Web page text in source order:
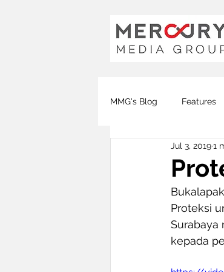
MMG's Blog Features
Global FM DJ FM
Jul 3, 20191
Proteksi
Surabaya
kepada